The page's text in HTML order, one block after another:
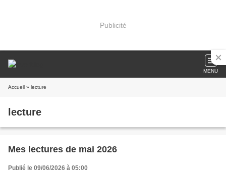
Publicité
MENU
Accueil » lecture
lecture
Mes lectures de mai 2026
Publié le 09/06/2026 à 05:00